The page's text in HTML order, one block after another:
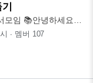
하세요
∙ 멤버 107